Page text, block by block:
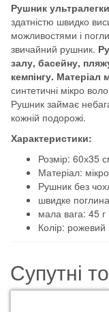
Рушник
здатністю швидко
можливостями і
звичайний рушник.
залу, басейну,
кемпінгу. Матеріал
синтетичні мікро
Рушник займає
кожній подорожі.
Характеристики:
Розмір: 60х35
Матеріал:
Рушник без
швидке
мала вага: 45 г
Колір: рожевий
Супутні